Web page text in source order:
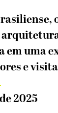
em uma
e
2025